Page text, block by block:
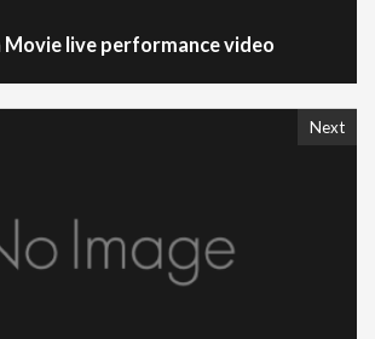
Movie live performance video
Next